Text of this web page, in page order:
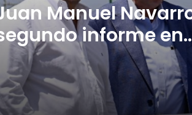
Mejía inicia
en
Tangamanga y
tras